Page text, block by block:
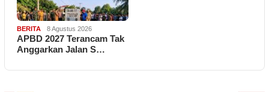
BERITA 8 Agustus 2026
APBD 2027 Terancam Tak
Anggarkan Jalan S…